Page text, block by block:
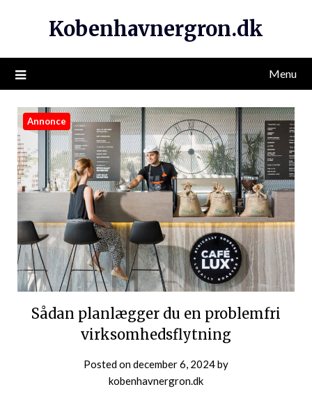
Kobenhavnergron.dk
Menu
Annonce
Sådan planlægger du en problemfri
virksomhedsflytning
Posted ondecember 6, 2024by
kobenhavnergron.dk